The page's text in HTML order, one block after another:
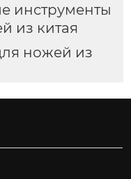
инструменты
из китая
ножей из